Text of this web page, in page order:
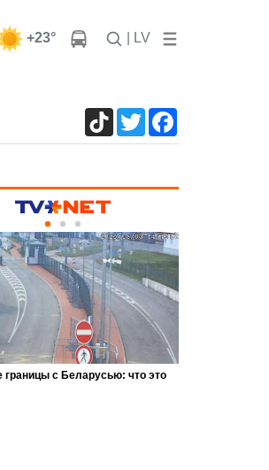
+23° | LV
TikTokTwitter